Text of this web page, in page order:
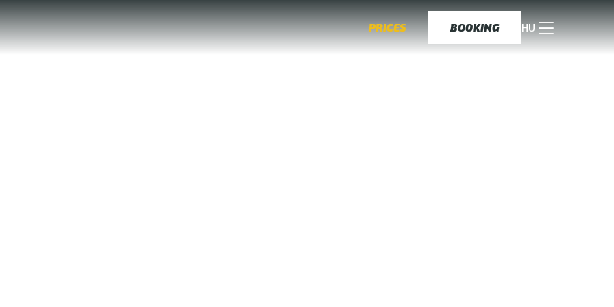
PRICES BOOKING HU